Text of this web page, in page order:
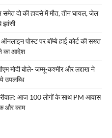
दो की हादसे में मौत, तीन घायल, जेल
झांसी
पोस्ट पर बॉम्बे हाई कोर्ट की सख्त
का आदेश
मोदी बोले- जम्मू-कश्मीर और लद्दाख ने
उपलब्धि
आज 100 लोगों के साथ PM आवास
और काम